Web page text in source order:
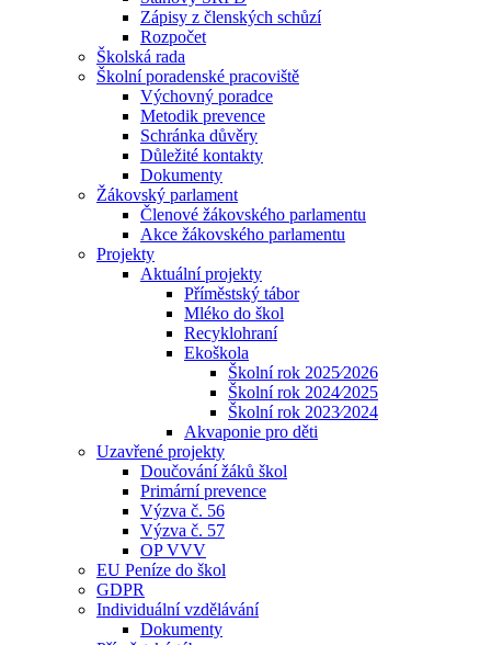
Zápisy z členských schůzí
Rozpočet
Školská rada
Školní poradenské pracoviště
Výchovný poradce
Metodik prevence
Schránka důvěry
Důležité kontakty
Dokumenty
Žákovský parlament
Členové žákovského parlamentu
Akce žákovského parlamentu
Projekty
Aktuální projekty
Příměstský tábor
Mléko do škol
Recyklohraní
Ekoškola
Školní rok 2025⁄2026
Školní rok 2024⁄2025
Školní rok 2023⁄2024
Akvaponie pro děti
Uzavřené projekty
Doučování žáků škol
Primární prevence
Výzva č. 56
Výzva č. 57
OP VVV
EU Peníze do škol
GDPR
Individuální vzdělávání
Dokumenty